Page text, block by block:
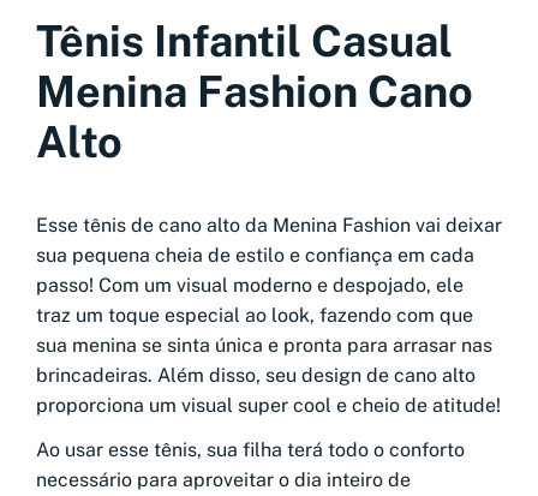
Tênis Infantil Casual
Menina Fashion Cano
Alto
Esse tênis de cano alto da Menina Fashion vai deixar
sua pequena cheia de estilo e confiança em cada
passo! Com um visual moderno e despojado, ele
traz um toque especial ao look, fazendo com que
sua menina se sinta única e pronta para arrasar nas
brincadeiras. Além disso, seu design de cano alto
proporciona um visual super cool e cheio de atitude!
Ao usar esse tênis, sua filha terá todo o conforto
necessário para aproveitar o dia inteiro de